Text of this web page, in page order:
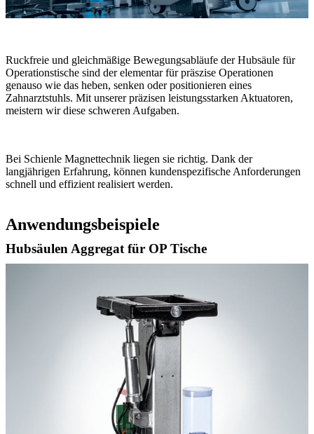
Ruckfreie und gleichmäßige Bewegungsabläufe der Hubsäule für
Operationstische sind der elementar für präszise Operationen
genauso wie das heben, senken oder positionieren eines
Zahnarztstuhls. Mit unserer präzisen leistungsstarken Aktuatoren,
meistern wir diese schweren Aufgaben.
Bei Schienle Magnettechnik liegen sie richtig. Dank der
langjährigen Erfahrung, können kundenspezifische Anforderungen
schnell und effizient realisiert werden.
Anwendungsbeispiele
Hubsäulen Aggregat für OP Tische